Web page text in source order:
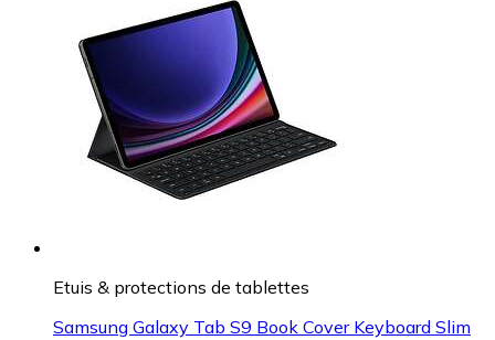
Etuis & protections de tablettes
Samsung Galaxy Tab S9 Book Cover Keyboard Slim